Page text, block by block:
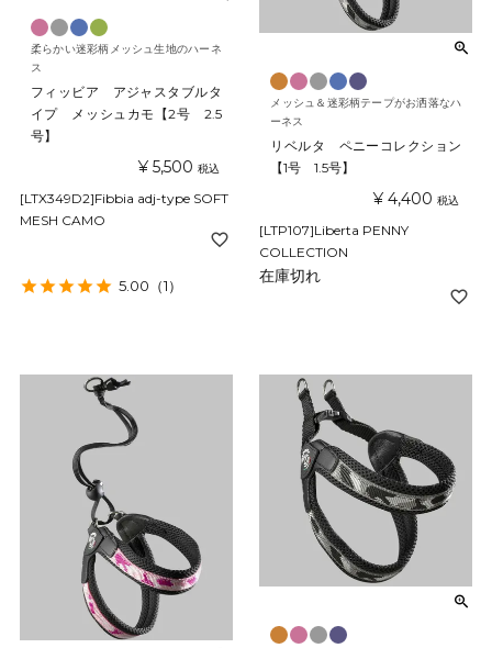
柔らかい迷彩柄メッシュ生地のハーネ
ス
フィッビア アジャスタブルタ
イプ メッシュカモ【2号 2.5
号】
¥ 5,500 税込
[LTX349D2]Fibbia adj-type SOFT
MESH CAMO
5.00 （1）
メッシュ＆迷彩柄テープがお洒落なハ
ーネス
リベルタ ペニーコレクション
【1号 1.5号】
¥ 4,400 税込
[LTP107]Liberta PENNY
COLLECTION
在庫切れ